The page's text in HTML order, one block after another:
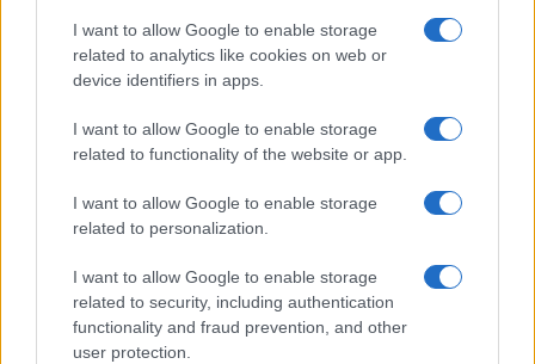
I want to allow Google to enable storage
related to analytics like cookies on web or
device identifiers in apps.
I want to allow Google to enable storage
related to functionality of the website or app.
I want to allow Google to enable storage
related to personalization.
I want to allow Google to enable storage
related to security, including authentication
functionality and fraud prevention, and other
user protection.
quienes necesitan vender sus reservas de viaje y para
quienes buscan ofertas increíbles.
Carla Vidal · 5 Ago 2026
Consejos VER TODOS →
CONSEJOS PARA VIAJAR